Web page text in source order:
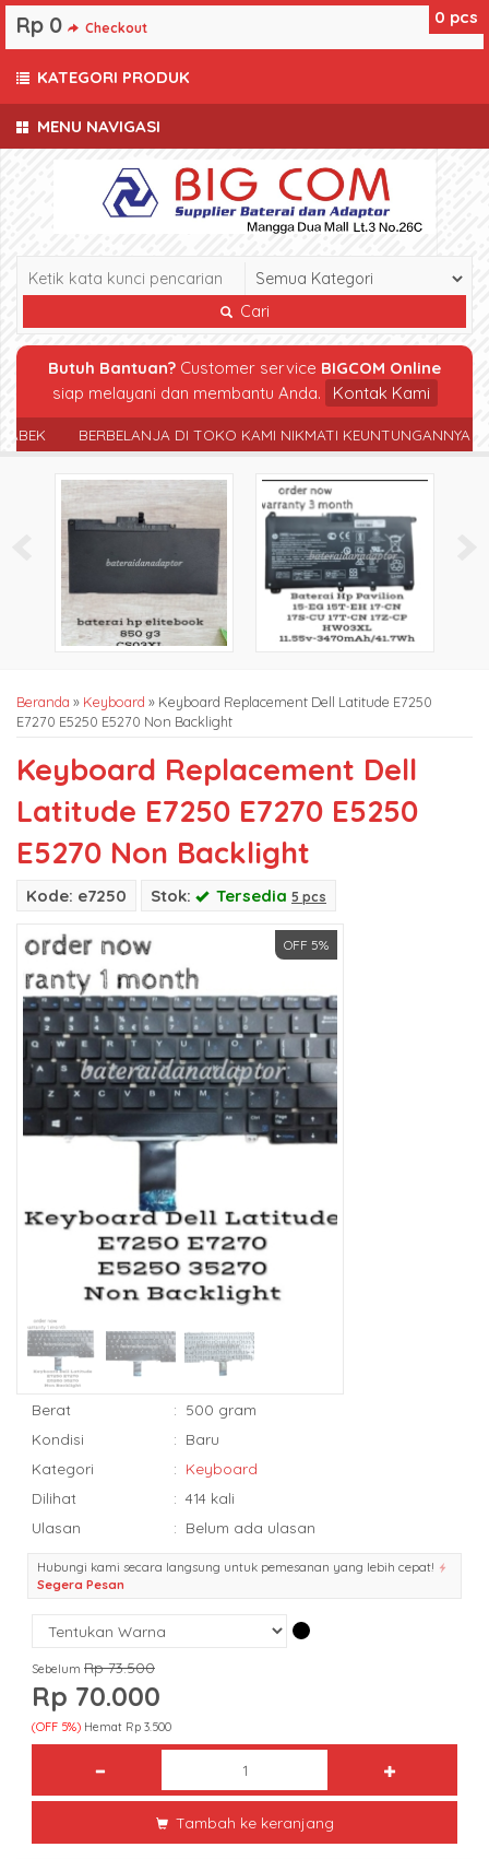
MENU NAVIGASI
Cari
Butuh Bantuan? Customer service BIGCOM Online
siap melayani dan membantu Anda.
Kontak Kami
BERBELANJA DI TOKO KAMI NIKMATI KEUNTUNGANNYA
Beranda » Keyboard » Keyboard Replacement Dell Latitude E7250
E7270 E5250 E5270 Non Backlight
Keyboard Replacement Dell
Latitude E7250 E7270 E5250
E5270 Non Backlight
Kode: e7250 Stok: Tersedia 5 pcs
OFF 5%
Berat : 500 gram
Kondisi
: Baru
Kategori
: Keyboard
Dilihat
: 414 kali
Ulasan
: Belum ada ulasan
Hubungi kami secara langsung untuk pemesanan yang lebih cepat!
Segera Pesan
Sebelum Rp 73.500
Rp 70.000
(OFF 5%) Hemat Rp 3.500
Tambah ke keranjang
0 pcs
Rp 0 Checkout
KATEGORI PRODUK